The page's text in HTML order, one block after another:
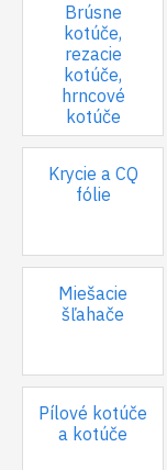
Brúsne
kotúče,
rezacie
kotúče,
hrncové
kotúče
Krycie a CQ
fólie
Miešacie
šľahače
Pílové kotúče
a kotúče